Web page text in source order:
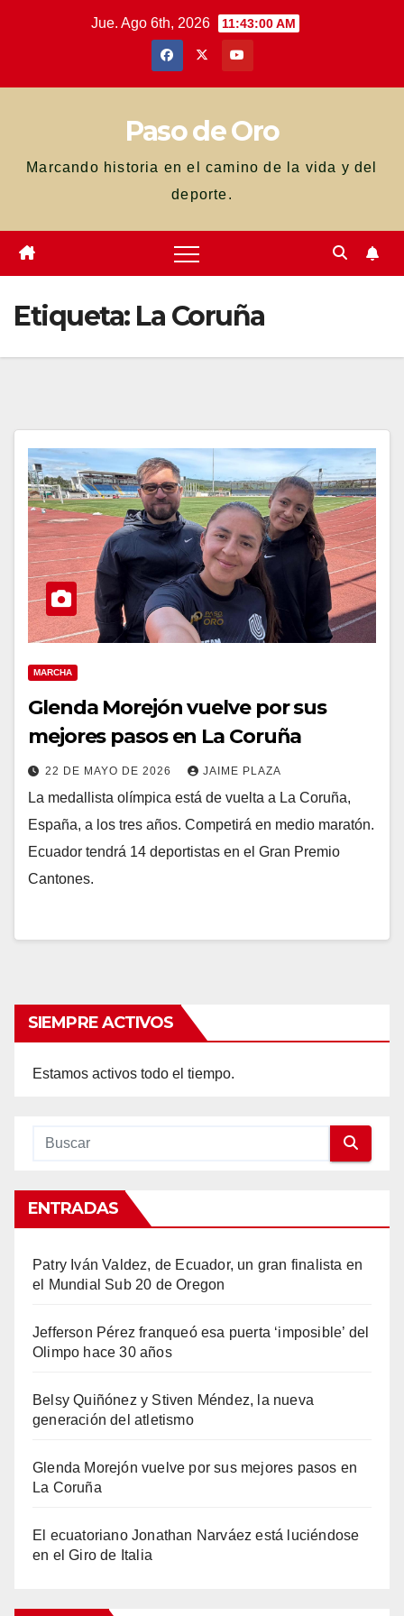
Jue. Ago 6th, 2026 11:43:01 AM
Paso de Oro
Marcando historia en el camino de la vida y del
deporte.
Etiqueta: La Coruña
MARCHA
Glenda Morejón vuelve por sus
mejores pasos en La Coruña
22 DE MAYO DE 2026 JAIME PLAZA
La medallista olímpica está de vuelta a La Coruña,
España, a los tres años. Competirá en medio maratón.
Ecuador tendrá 14 deportistas en el Gran Premio
Cantones.
SIEMPRE ACTIVOS
Estamos activos todo el tiempo.
ENTRADAS
Patry Iván Valdez, de Ecuador, un gran finalista en
el Mundial Sub 20 de Oregon
Jefferson Pérez franqueó esa puerta ‘imposible’ del
Olimpo hace 30 años
Belsy Quiñónez y Stiven Méndez, la nueva
generación del atletismo
Glenda Morejón vuelve por sus mejores pasos en
La Coruña
El ecuatoriano Jonathan Narváez está luciéndose
en el Giro de Italia